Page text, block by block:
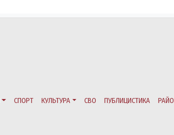
СПОРТ КУЛЬТУРА СВО ПУБЛИЦИСТИКА